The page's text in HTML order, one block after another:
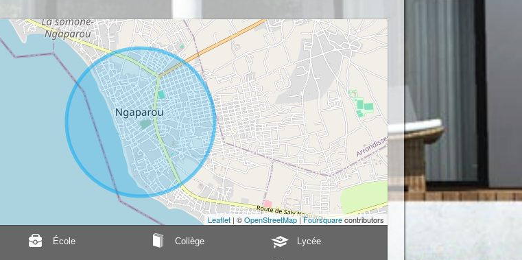
Leaflet | ©OpenStreetMap|Foursquarecontributors
École Collège Lycée